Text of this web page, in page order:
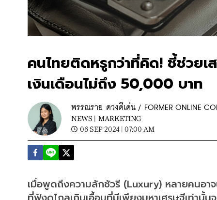
คนไทยติดหรูกว่าที่คิด! ชี้ช่วยเ
เงินเดือนไม่ถึง 50,000 บาท
พรรณราย ดวงดีเด่น / FORMER ONLINE
NEWS | MARKETING
06 SEP 2024 | 07:00 AM
เมื่อพูดถึงความลักชัวรี (Luxury) หลายคนอ